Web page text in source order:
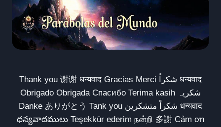
Thank you 谢谢 धन्यवाद Gracias Merci شكراً धन्यवाद
Obrigado Obrigada Спасибо Terima kasih شکریہ
Danke ありがとう Tank you شكراً متشكرين धन्यवाद
ధన్యవాదములు Teşekkür ederim நன்றி 多謝 Cảm ơn